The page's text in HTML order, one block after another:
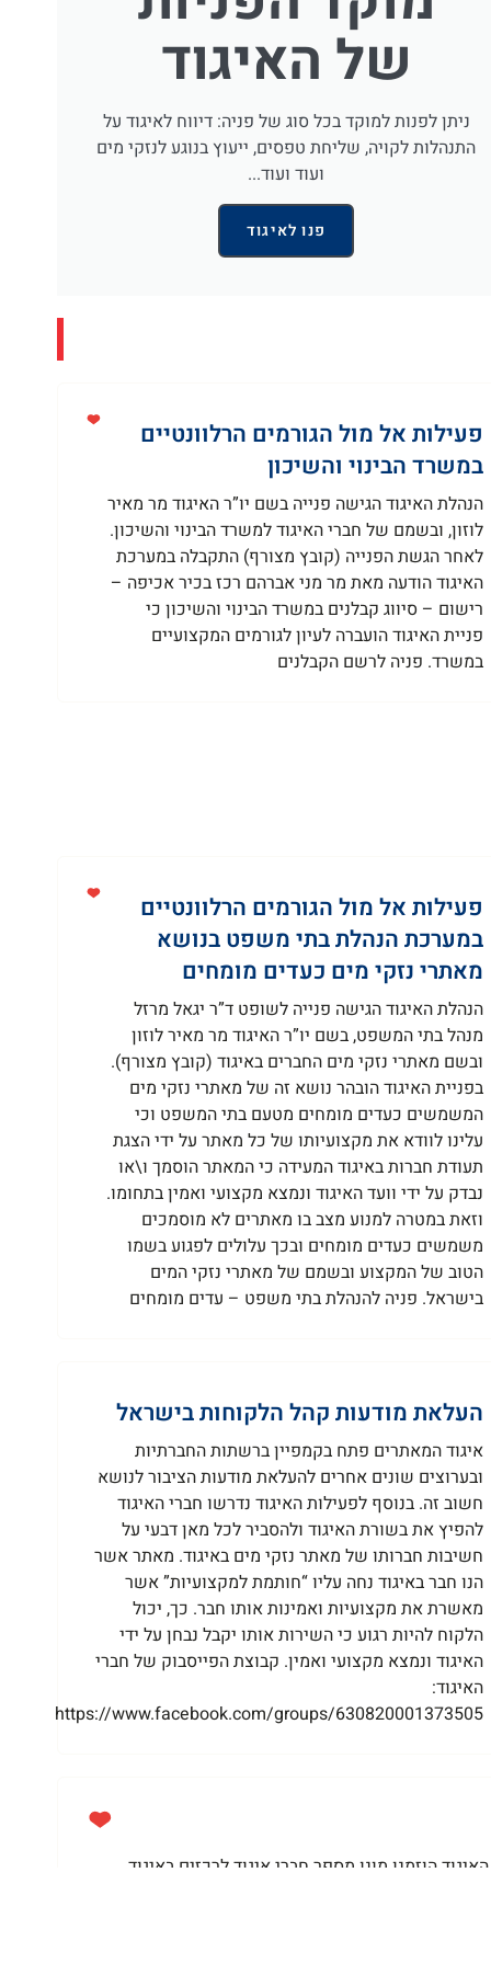
של האיגוד
ניתן לפנות למוקד בכל סוג של פניה: דיווח לאיגוד על
התנהלות לקויה, שליחת טפסים, ייעוץ בנוגע לנזקי מים
ועוד ועוד...
פנו לאיגוד
פעילות אל מול הגורמים הרלוונטיים
במשרד הבינוי והשיכון
הנהלת האיגוד הגישה פנייה בשם יו”ר האיגוד מר מאיר
לוזון, ובשמם של חברי האיגוד למשרד הבינוי והשיכון.
לאחר הגשת הפנייה (קובץ מצורף) התקבלה במערכת
האיגוד הודעה מאת מר מני אברהם רכז בכיר אכיפה –
רישום – סיווג קבלנים במשרד הבינוי והשיכון כי
פניית האיגוד הועברה לעיון לגורמים המקצועיים
במשרד. פניה לרשם הקבלנים
פעילות אל מול הגורמים הרלוונטיים
במערכת הנהלת בתי משפט בנושא
מאתרי נזקי מים כעדים מומחים
הנהלת האיגוד הגישה פנייה לשופט ד”ר יגאל מרזל
מנהל בתי המשפט, בשם יו”ר האיגוד מר מאיר לוזון
ובשם מאתרי נזקי מים החברים באיגוד (קובץ מצורף).
בפניית האיגוד הובהר נושא זה של מאתרי נזקי מים
המשמשים כעדים מומחים מטעם בתי המשפט וכי
עלינו לוודא את מקצועיותו של כל מאתר על ידי הצגת
תעודת חברות באיגוד המעידה כי המאתר הוסמך ו\או
נבדק על ידי וועד האיגוד ונמצא מקצועי ואמין בתחומו.
וזאת במטרה למנוע מצב בו מאתרים לא מוסמכים
משמשים כעדים מומחים ובכך עלולים לפגוע בשמו
הטוב של המקצוע ובשמם של מאתרי נזקי המים
בישראל. פניה להנהלת בתי משפט – עדים מומחים
העלאת מודעות קהל הלקוחות בישראל
איגוד המאתרים פתח בקמפיין ברשתות החברתיות
ובערוצים שונים אחרים להעלאת מודעות הציבור לנושא
חשוב זה. בנוסף לפעילות האיגוד נדרשו חברי האיגוד
להפיץ את בשורת האיגוד ולהסביר לכל מאן דבעי על
חשיבות חברותו של מאתר נזקי מים באיגוד. מאתר אשר
הנו חבר באיגוד נחה עליו “חותמת למקצועיות” אשר
מאשרת את מקצועיות ואמינות אותו חבר. כך, יכול
הלקוח להיות רגוע כי השירות אותו יקבל נבחן על ידי
האיגוד ונמצא מקצועי ואמין. קבוצת הפייסבוק של חברי
האיגוד:
https://www.facebook.com/groups/630820001373505
הוזמנו מונו מספר חברי איגוד לרכזים באיגוד.